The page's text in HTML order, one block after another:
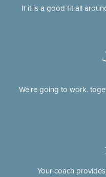
If it is a good fit all
We're going to work.
Your coach